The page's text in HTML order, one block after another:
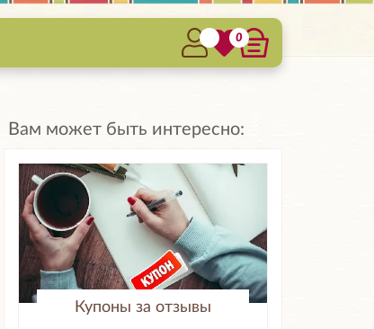
0
Вам может быть интересно:
Купоны за отзывы